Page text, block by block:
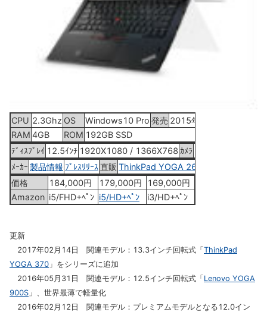
CPU 2.3Ghz OS Windows10 Pro 発売 2015年11月27日
RAM 4GB ROM 192GB SSD
ﾃﾞｨｽﾌﾟﾚｲ 12.5ｲﾝﾁ 1920X1080 / 1366X768 ｶﾒﾗ
ﾒｰｶｰ 製品情報 ﾌﾟﾚｽﾘﾘｰｽ直販 ThinkPad YOGA 260
価格
184,000円 179,000円
169,000円
Amazon i5/FHD+ﾍﾟﾝ i5/HD+ﾍﾟﾝ i3/HD+ﾍﾟﾝ
更新
2017年02月14日 関連モデル：13.3インチ回転式「 ThinkPad
YOGA 370 」をシリーズに追加
2016年05月31日 関連モデル：12.5インチ回転式「 Lenovo YOGA
900S 」、世界最薄で軽量化
2016年02月12日 関連モデル：プレミアムモデルとなる12.0イン